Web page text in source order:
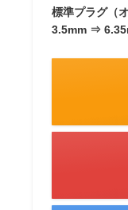
標準プラグ（
3.5mm ⇒